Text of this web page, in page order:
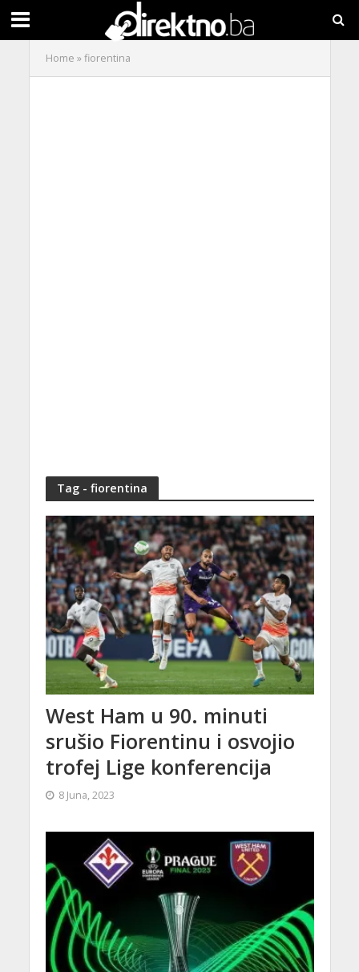
Home »fiorentina
Tag - fiorentina
West Ham u 90. minuti
srušio Fiorentinu i osvojio
trofej Lige konferencija
8 Juna, 2023